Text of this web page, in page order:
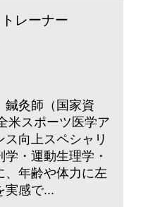
レーナー
鍼灸師（国家資
米スポーツ医学ア
向上スペシャリ
・運動生理学・
、年齢や体力に左
実感で...